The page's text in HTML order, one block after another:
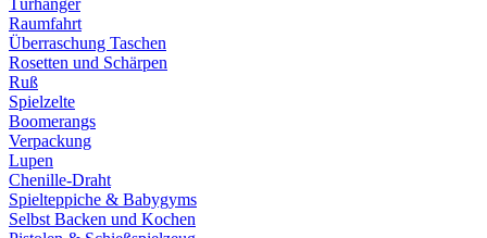
Türhänger
Raumfahrt
Überraschung Taschen
Rosetten und Schärpen
Ruß
Spielzelte
Boomerangs
Verpackung
Lupen
Chenille-Draht
Spielteppiche & Babygyms
Selbst Backen und Kochen